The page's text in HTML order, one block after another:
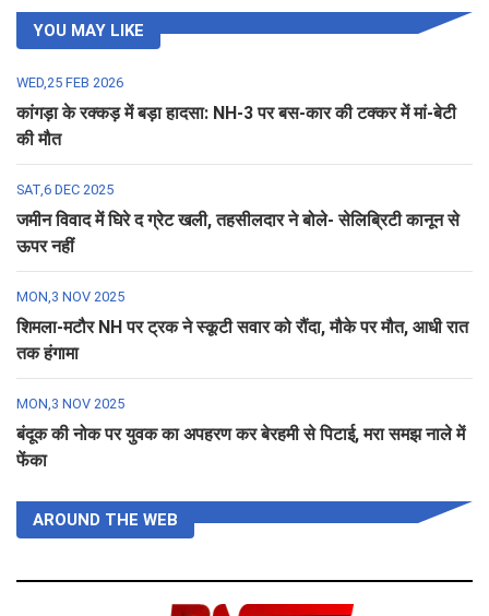
YOU MAY LIKE
WED,25 FEB 2026
कांगड़ा के रक्कड़ में बड़ा हादसा: NH-3 पर बस-कार की टक्कर में मां-बेटी
की मौत
SAT,6 DEC 2025
जमीन विवाद में घिरे द ग्रेट खली, तहसीलदार ने बोले- सेलिब्रिटी कानून से
ऊपर नहीं
MON,3 NOV 2025
शिमला-मटौर NH पर ट्रक ने स्कूटी सवार को रौंदा, मौके पर मौत, आधी रात
तक हंगामा
MON,3 NOV 2025
बंदूक की नोक पर युवक का अपहरण कर बेरहमी से पिटाई, मरा समझ नाले में
फेंका
AROUND THE WEB